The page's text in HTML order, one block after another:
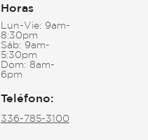
Horas
Lun-Vie: 9am-
8:30pm
Sáb: 9am-
5:30pm
Dom: 8am-
6pm
Teléfono:
336-785-3100